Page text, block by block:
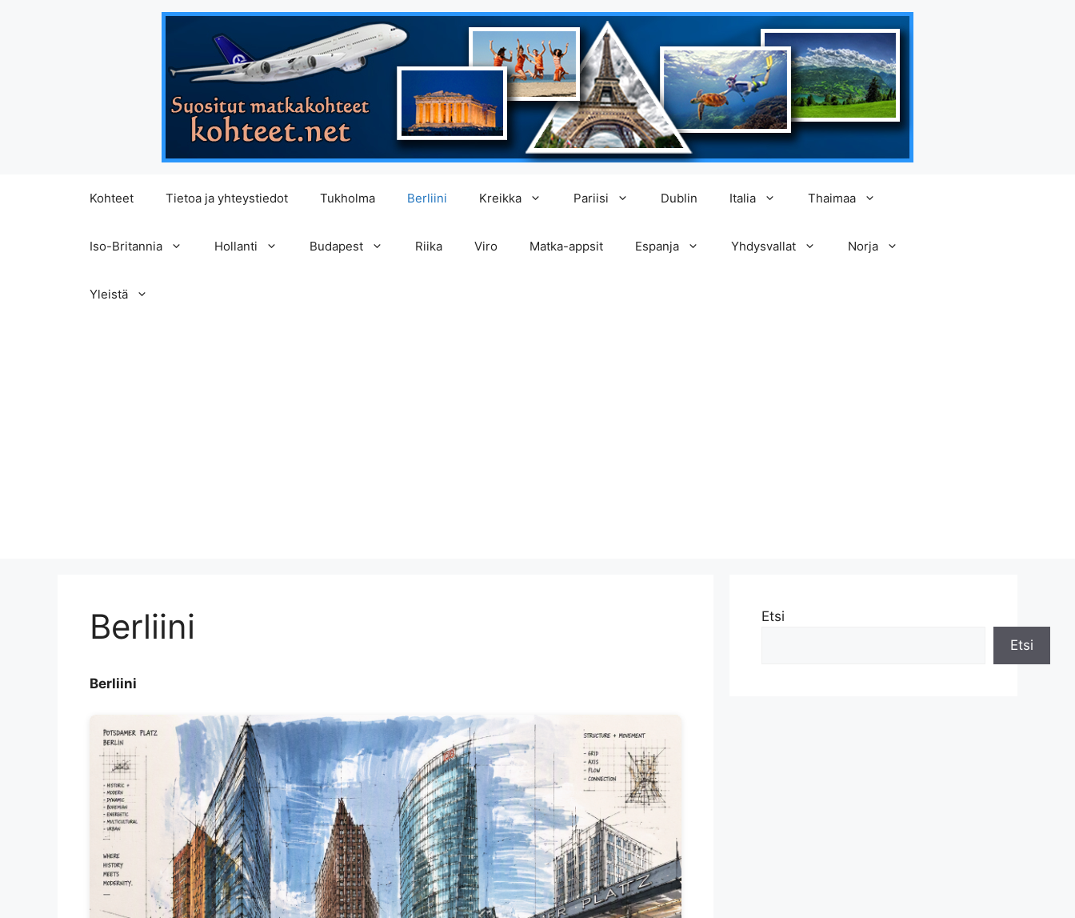
Kohteet Tietoa ja yhteystiedot Tukholma Berliini Kreikka Pariisi Dublin Italia Thaimaa
Iso-Britannia Hollanti Budapest Riika Viro Matka-appsit Espanja Yhdysvallat Norja
Yleistä
Berliini
Berliini
Etsi
Etsi